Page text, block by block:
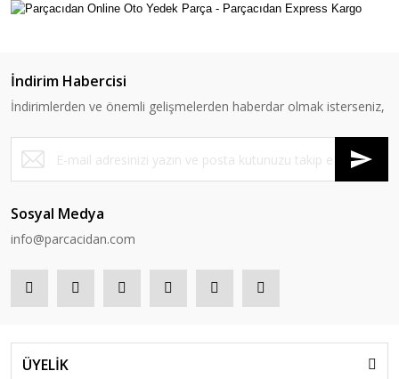
İndirim Habercisi
İndirimlerden ve önemli gelişmelerden haberdar olmak isterseniz,
Sosyal Medya
info@parcacidan.com
ÜYELİK